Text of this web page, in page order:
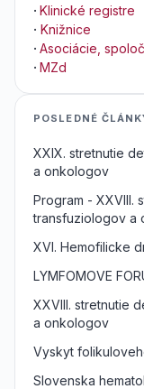
· Klinické registre
· Knižnice
· Asociácie,
· MZd
POSLEDNÉ
XXIX. stretnutie
a onkologov
Program - XXVIII.
transfuziologov a
XVI. Hemofilicke
LYMFOMOVE
XXVIII. stretnutie
a onkologov
Vyskyt
Slovenska